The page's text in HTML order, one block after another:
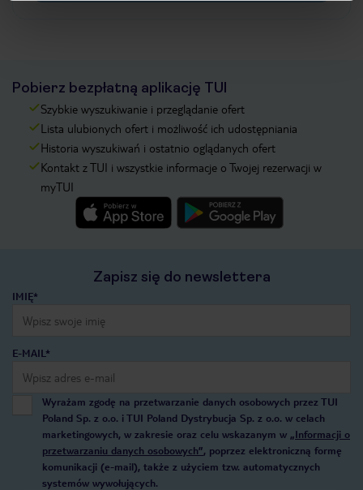
Pobierz bezpłatną aplikację TUI
Szybkie wyszukiwanie i przeglądanie ofert
Lista ulubionych ofert i możliwość ich udostępniania
Historia wyszukiwań i ostatnio oglądanych ofert
Kontakt z TUI i wszystkie informacje o Twojej rezerwacji w
myTUI
Zapisz się do newslettera
IMIĘ*
E-MAIL*
Wyrażam zgodę na przetwarzanie danych osobowych przez TUI
Poland Sp. z o.o. i TUI Poland Dystrybucja Sp. z o.o. w celach
marketingowych, w zakresie oraz celu wskazanym w „Informacji o
przetwarzaniu danych osobowych”, poprzez elektroniczną formę
komunikacji (e-mail), także z użyciem tzw. automatycznych
systemów wywołujących.